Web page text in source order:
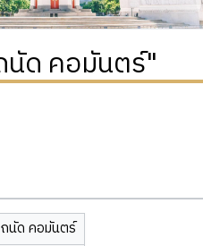
นัด คอมันตร์"
ถนัด คอมันตร์